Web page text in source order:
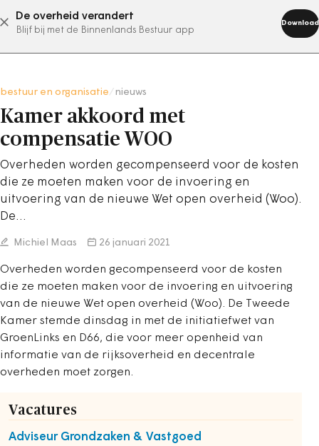
De overheid verandert
Blijf bij met de Binnenlands Bestuur app
Download
abonneer nu
bestuur en organisatie nieuws
Kamer akkoord met
compensatie WOO
Overheden worden gecompenseerd voor de kosten
die ze moeten maken voor de invoering en
uitvoering van de nieuwe Wet open overheid (Woo).
De…
Michiel Maas 26 januari 2021
Overheden worden gecompenseerd voor de kosten
die ze moeten maken voor de invoering en uitvoering
van de nieuwe Wet open overheid (Woo). De Tweede
Kamer stemde dinsdag in met de initiatiefwet van
GroenLinks en D66, die voor meer openheid van
informatie van de rijksoverheid en decentrale
overheden moet zorgen.
Vacatures
Adviseur Grondzaken & Vastgoed